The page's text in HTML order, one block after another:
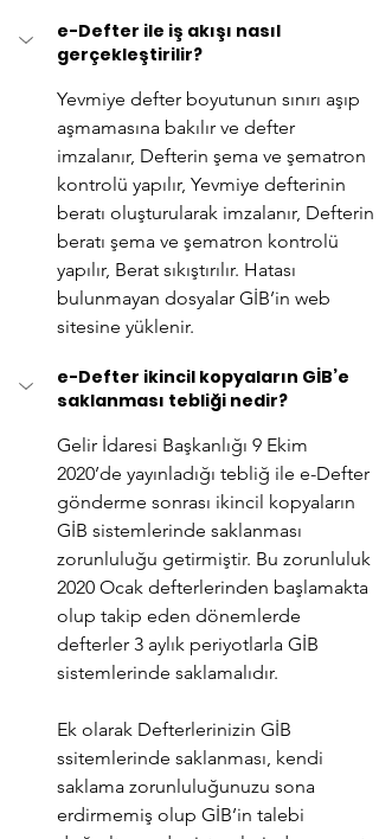
e-Defter ile iş akışı nasıl
gerçekleştirilir?
Yevmiye defter boyutunun sınırı aşıp
aşmamasına bakılır ve defter
imzalanır, Defterin şema ve şematron
kontrolü yapılır, Yevmiye defterinin
beratı oluşturularak imzalanır, Defterin
beratı şema ve şematron kontrolü
yapılır, Berat sıkıştırılır. Hatası
bulunmayan dosyalar GİB’in web
sitesine yüklenir.
e-Defter ikincil kopyaların GİB’e
saklanması tebliği nedir?
Gelir İdaresi Başkanlığı 9 Ekim
2020’de yayınladığı tebliğ ile e-Defter
gönderme sonrası ikincil kopyaların
GİB sistemlerinde saklanması
zorunluluğu getirmiştir. Bu zorunluluk
2020 Ocak defterlerinden başlamakta
olup takip eden dönemlerde
defterler 3 aylık periyotlarla GİB
sistemlerinde saklamalıdır.
Ek olarak Defterlerinizin GİB
ssitemlerinde saklanması, kendi
saklama zorunluluğunuzu sona
erdirmemiş olup GİB’in talebi